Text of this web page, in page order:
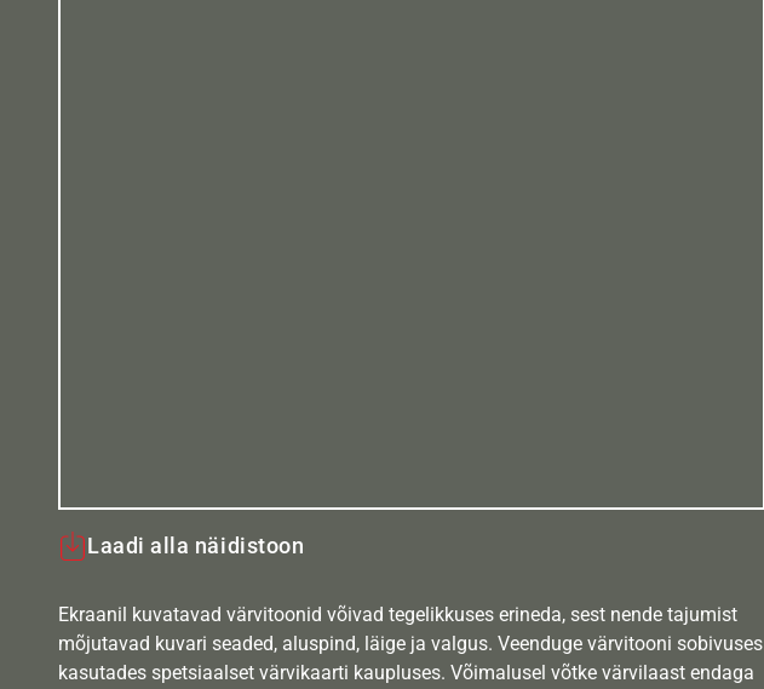
Laadi alla näidistoon
Ekraanil kuvatavad värvitoonid võivad tegelikkuses erineda, sest nende tajumist
mõjutavad kuvari seaded, aluspind, läige ja valgus. Veenduge värvitooni sobivuses
kasutades spetsiaalset värvikaarti kaupluses. Võimalusel võtke värvilaast endaga